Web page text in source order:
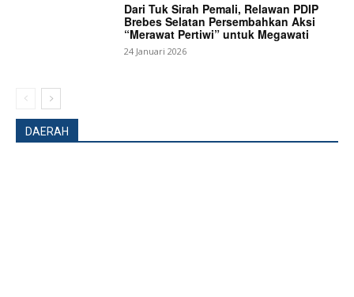
Dari Tuk Sirah Pemali, Relawan PDIP
Brebes Selatan Persembahkan Aksi
“Merawat Pertiwi” untuk Megawati
24 Januari 2026
DAERAH